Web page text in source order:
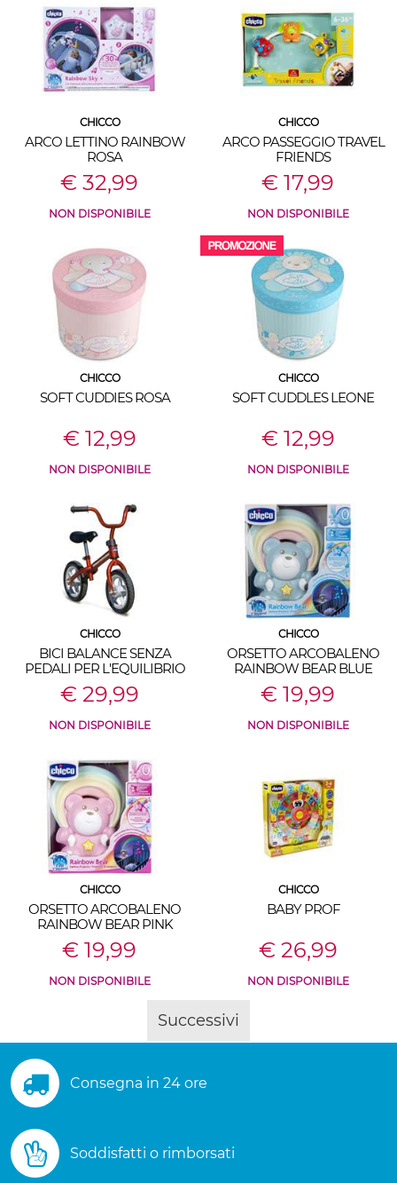
CHICCO
ARCO LETTINO RAINBOW
ROSA
€ 32,99
NON DISPONIBILE
CHICCO
ARCO PASSEGGIO TRAVEL
FRIENDS
€ 17,99
NON DISPONIBILE
CHICCO
SOFT CUDDIES ROSA
€ 12,99
NON DISPONIBILE
CHICCO
SOFT CUDDLES LEONE
€ 12,99
NON DISPONIBILE
CHICCO
BICI BALANCE SENZA
PEDALI PER L'EQUILIBRIO
€ 29,99
NON DISPONIBILE
CHICCO
ORSETTO ARCOBALENO
RAINBOW BEAR BLUE
€ 19,99
NON DISPONIBILE
CHICCO
ORSETTO ARCOBALENO
RAINBOW BEAR PINK
€ 19,99
NON DISPONIBILE
CHICCO
BABY PROF
€ 26,99
NON DISPONIBILE
Successivi
Consegna in 24 ore
Soddisfatti o rimborsati